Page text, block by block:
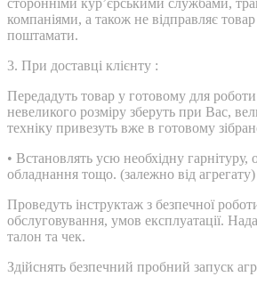
компаніями, а також не відправляє
поштамати.
3. При доставці клієнту :
Передадуть товар у готовому для роботи
невеликого розміру зберуть при Вас,
техніку привезуть вже в готовому
• Встановлять усю необхідну гарнітуру,
обладнання тощо. (залежно від агрегату)
Проведуть інструктаж з безпечної
обслуговування, умов експлуатації.
талон та чек.
Здійснять безпечний пробний запуск